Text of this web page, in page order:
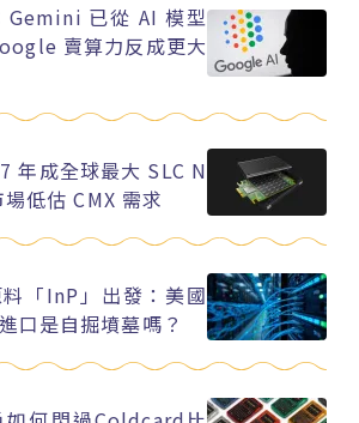
Gemini 已從 AI 模型
賣算力反成更大
年成全球最大 SLC N
低估 CMX 需求
「InP」出發：美國
口是自掘墳墓嗎？